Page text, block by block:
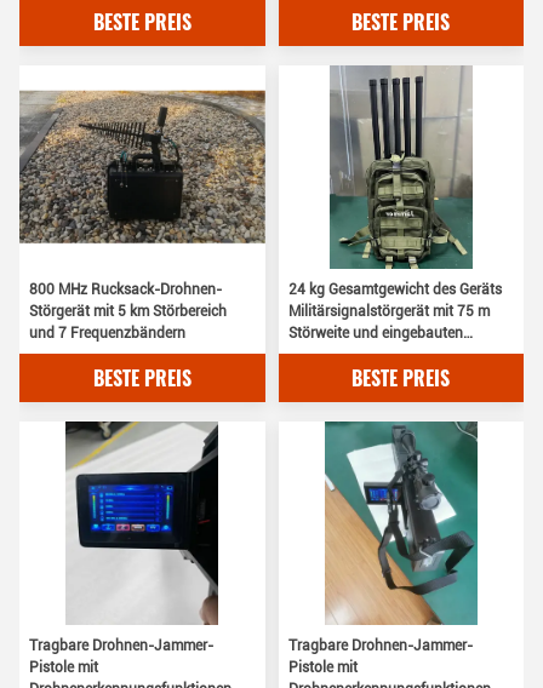
BESTE PREIS BESTE PREIS
800 MHz Rucksack-Drohnen-
Störgerät mit 5 km Störbereich
und 7 Frequenzbändern
BESTE PREIS
24 kg Gesamtgewicht des Geräts
Militärsignalstörgerät mit 75 m
Störweite und eingebauten
Ventilatoren
BESTE PREIS
Tragbare Drohnen-Jammer-
Pistole mit
Tragbare Drohnen-Jammer-
Pistole mit